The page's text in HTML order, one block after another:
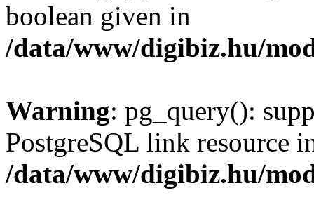
boolean given in
/data/www/digibiz.hu/
Warning: pg_query():
PostgreSQL link resource
/data/www/digibiz.hu/